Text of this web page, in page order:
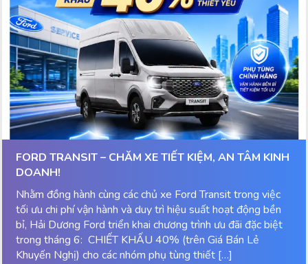
FORD TRANSIT – CHĂM XE TIẾT KIỆM, AN TÂM KINH
DOANH!
Nhằm đồng hành cùng các chủ xe Ford Transit trong việc
tối ưu chi phí vận hành và duy trì hiệu suất hoạt động bền
bỉ, Hải Dương Ford triển khai chương trình ưu đãi đặc biệt
trong tháng 6: CHIẾT KHẤU 40% (trên Giá Bán Lẻ
Khuyến Nghị) cho các nhóm phụ tùng thiết […]